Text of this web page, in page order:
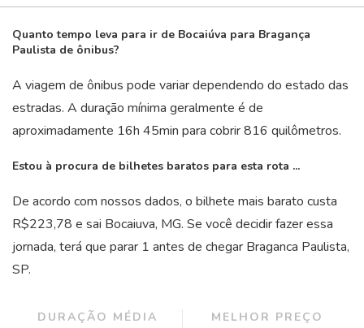
Quanto tempo leva para ir de Bocaiúva para Bragança
Paulista de ônibus?
A viagem de ônibus pode variar dependendo do estado das
estradas. A duração mínima geralmente é de
aproximadamente 16h 45min para cobrir 816 quilômetros.
Estou à procura de bilhetes baratos para esta rota ...
De acordo com nossos dados, o bilhete mais barato custa
R$223,78 e sai Bocaiuva, MG. Se você decidir fazer essa
jornada, terá que parar 1 antes de chegar Braganca Paulista,
SP.
DURAÇÃO MÉDIA MELHOR PREÇO